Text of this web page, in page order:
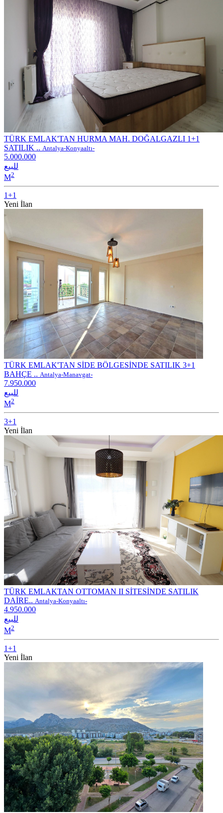
TÜRK EMLAK'TAN HURMA MAH. DOĞALGAZLI 1+1
SATILIK .. Antalya-Konyaaltı-
5.000.000
للبيع
M2
1+1
Yeni İlan
TÜRK EMLAK'TAN SİDE BÖLGESİNDE SATILIK 3+1
BAHÇE .. Antalya-Manavgat-
7.950.000
للبيع
M2
3+1
Yeni İlan
TÜRK EMLAKTAN OTTOMAN II SİTESİNDE SATILIK
DAİRE.. Antalya-Konyaaltı-
4.950.000
للبيع
M2
1+1
Yeni İlan